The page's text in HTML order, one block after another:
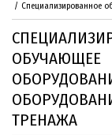
Специализированное
ОБУЧАЮЩЕЕ
ТРЕНАЖА